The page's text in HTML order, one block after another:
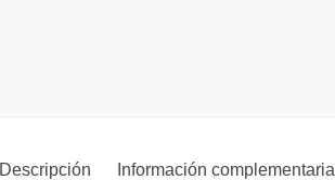
Descripción Información complementaria